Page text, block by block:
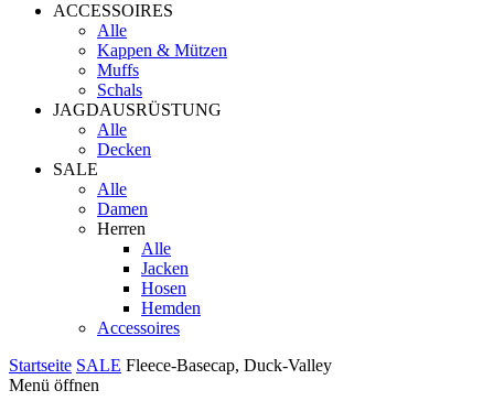
ACCESSOIRES
Alle
Kappen & Mützen
Muffs
Schals
JAGDAUSRÜSTUNG
Alle
Decken
SALE
Alle
Damen
Herren
Alle
Jacken
Hosen
Hemden
Accessoires
Startseite SALE Fleece-Basecap, Duck-Valley
Menü öffnen